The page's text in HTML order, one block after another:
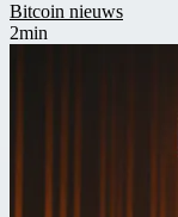
Bitcoin nieuws
2min